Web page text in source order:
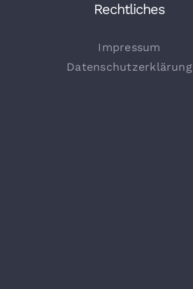
Rechtliches
Impressum
Datenschutzerklärung